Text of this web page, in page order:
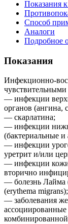
Показания
Способ
Аналоги
Подробное
Показания
Инфекционно-
— инфекции
органов (ангина,
— скарлатина;
— инфекции
(бактериальные
— инфекции
уретрит и/или
— инфекции кожи
вторично
— болезнь Лайма
(erythema migrans);
— заболевания
ассоциированные
комбинированной